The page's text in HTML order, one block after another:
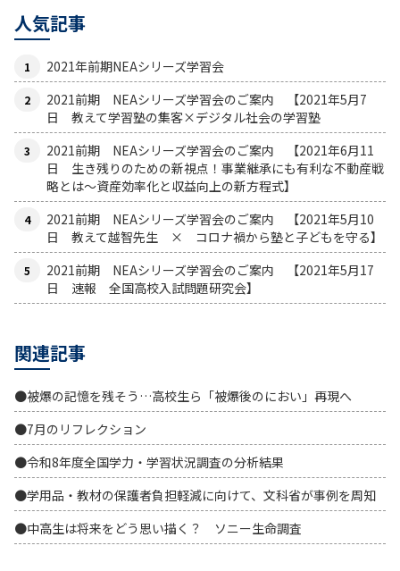
人気記事
2021年前期NEAシリーズ学習会
2021前期 NEAシリーズ学習会のご案内 【2021年5月7
日 教えて学習塾の集客×デジタル社会の学習塾
2021前期 NEAシリーズ学習会のご案内 【2021年6月11
日 生き残りのための新視点！事業継承にも有利な不動産戦
略とは〜資産効率化と収益向上の新方程式】
2021前期 NEAシリーズ学習会のご案内 【2021年5月10
日 教えて越智先生 × コロナ禍から塾と子どもを守る】
2021前期 NEAシリーズ学習会のご案内 【2021年5月17
日 速報 全国高校入試問題研究会】
関連記事
●被爆の記憶を残そう…高校生ら「被爆後のにおい」再現へ
●7月のリフレクション
●令和8年度全国学力・学習状況調査の分析結果
●学用品・教材の保護者負担軽減に向けて、文科省が事例を周知
●中高生は将来をどう思い描く？ ソニー生命調査